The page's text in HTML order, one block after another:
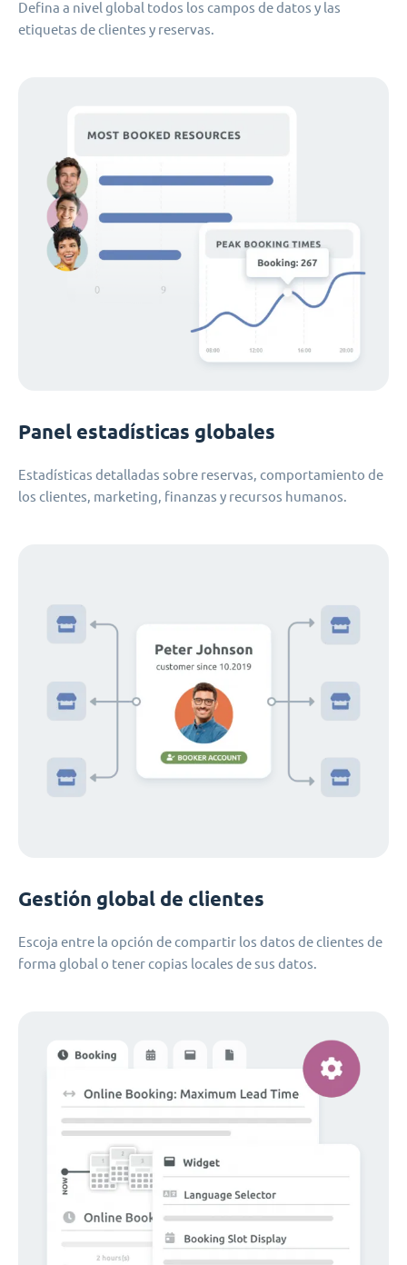
Defina a nivel global todos los campos de datos y las
etiquetas de clientes y reservas.
Panel estadísticas globales
Estadísticas detalladas sobre reservas, comportamiento de
los clientes, marketing, finanzas y recursos humanos.
Gestión global de clientes
Escoja entre la opción de compartir los datos de clientes de
forma global o tener copias locales de sus datos.